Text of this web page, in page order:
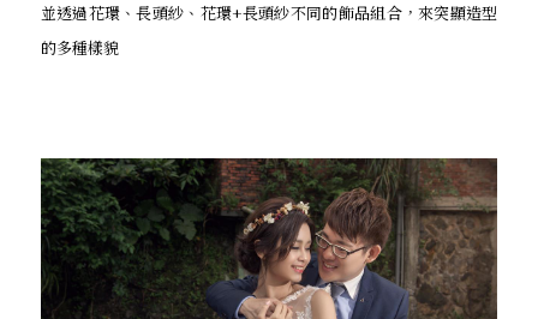
並透過花環、長頭紗、花環+長頭紗不同的飾品組合，來突顯造型
的多種樣貌